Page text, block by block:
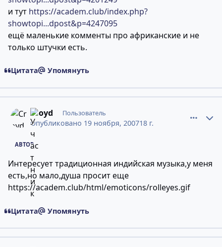
и тут https://academ.club/index.php?
showtopi...dpost&p=4247095
ещё маленькие комменты про африканские и не
только штучки есть.
Цитата Упомянуть
Croyd Пользователь
Опубликовано 19 ноября, 200718 г.
АВТОР
Интересует традиционная индийская музыка,у меня
есть,но мало,душа просит еще
https://academ.club/html/emoticons/rolleyes.gif
Цитата Упомянуть